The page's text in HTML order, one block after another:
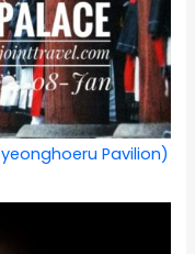
Pavilion)